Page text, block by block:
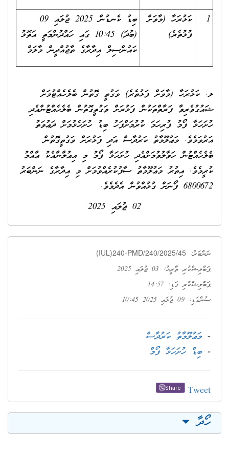
1
ކަޅުރަހާ (މާވަށް
ފުޅުތެރެ)
ބިޑު ކެނޑުން 2025 ޖުލައި 09
(ބުދަ) 10:45 ގައި ހައްދުންމަތީ އަތޮޅު
ކައުންސިލް އިދާރާގެ ތާޖުއްދީން މާލަމް
ލ. ކަޅުރަހާ (މާވަށް ފަޅުތެރެ) ވަގުތީ ގޮތުން ބެލެހެއްޓުމަށް
ޝައުގުވެރިވާ ފަރާތްތަކުން ފަޅުރަށް ވަގުތީގޮތުން ބެލެހެއްޓުންއެދި
ހުށަހަޅާ ފޯމު ފުރިހަމަ ކުރުމަށްފަހު ބިޑު ހުށަހެޅުމަށް ދަޢުވަތު
އަރުވަމެވެ. މަޢުލޫމާތު ކަރުދާސް އަދި ފަޅުރަށް ވަގުތީގޮތުން
ބެލެހެއްޓުން ހަވާލުވުމަށްއެދި ހުށަހަޅާ ފޯމު މި އިޢުލާނާއެކު ޢާއްމު
ކުރީމެވެ. އިތުރު މަޢުލޫމާތު ސާފުކުރެއްވުމަށް މި އިދާރާގެ ނަންބަރު
6800672 ފޯނަށް ގުޅުއްވުން އެދެމެވެ.
02 ޖުލައި 2025
ނަންބަރު: (IUL)240-PMD/240/2025/45
ޕަބްލިޝްކުރި ތާރީޚު: 03 ޖުލައި 2025
ޕަބްލިޝްކުރި ގަޑި: 14:57
ސުންގަޑި: 09 ޖުލައި 2025 10:45
-މަޢުލޫމާތު ކަރުދާސް
-ބިޑް ހުށަހަޅާ ފޯމް
Tweet
Share
ހޯދާ